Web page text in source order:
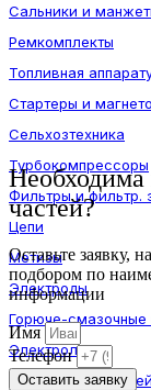
Сальники и
Ремкомплекты
Топливная
Стартеры и магнето
Сельхозтехника
Турбокомпрессоры
Фильтры и фильтр.
Цепи
Метизы
Электроды
Горюче-смазочные
Электролит
Шпагат и
частей?
Оставьте заявку,
подбором по
информации
Имя
Телефон
Оставить заявку